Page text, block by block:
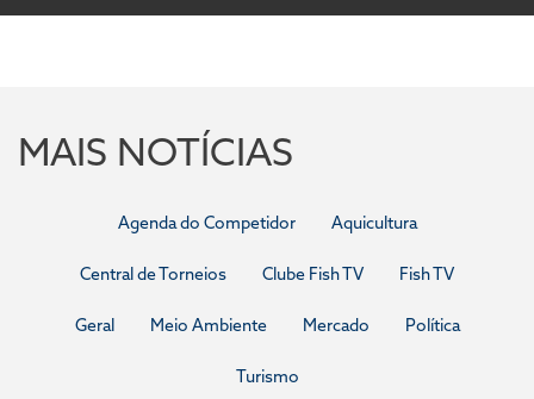
MAIS NOTÍCIAS
Agenda do Competidor Aquicultura
Central de Torneios Clube Fish TV Fish TV
Geral Meio Ambiente Mercado Política
Turismo